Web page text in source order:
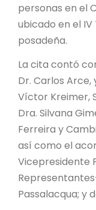
personas en el
ubicado en el
posadeña.
La cita contó
Dr. Carlos Arce,
Víctor Kreimer,
Dra. Silvana
Ferreira y
así como el
Vicepresidente
Passalacqua; y